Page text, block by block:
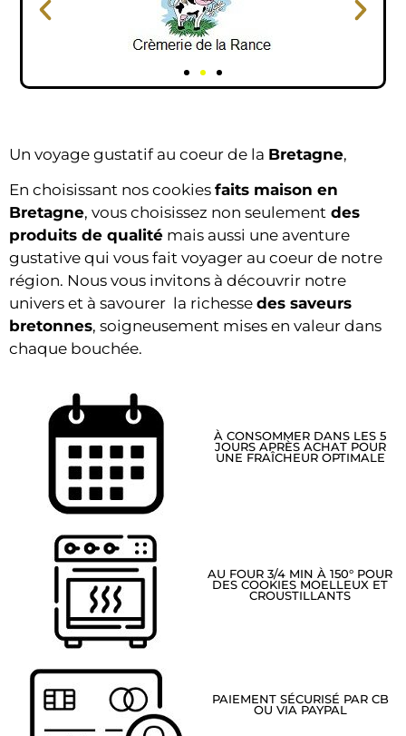
Un voyage gustatif au coeur de la Bretagne,
En choisissant nos cookies faits maison en
Bretagne, vous choisissez non seulement des
produits de qualité mais aussi une aventure
gustative qui vous fait voyager au coeur de notre
région. Nous vous invitons à découvrir notre
univers et à savourer la richesse des saveurs
bretonnes, soigneusement mises en valeur dans
chaque bouchée.
À CONSOMMER DANS LES 5
JOURS APRÈS ACHAT POUR
UNE FRAÎCHEUR OPTIMALE
AU FOUR 3/4 MIN À 150° POUR
DES COOKIES MOELLEUX ET
CROUSTILLANTS
PAIEMENT SÉCURISÉ PAR CB
OU VIA PAYPAL